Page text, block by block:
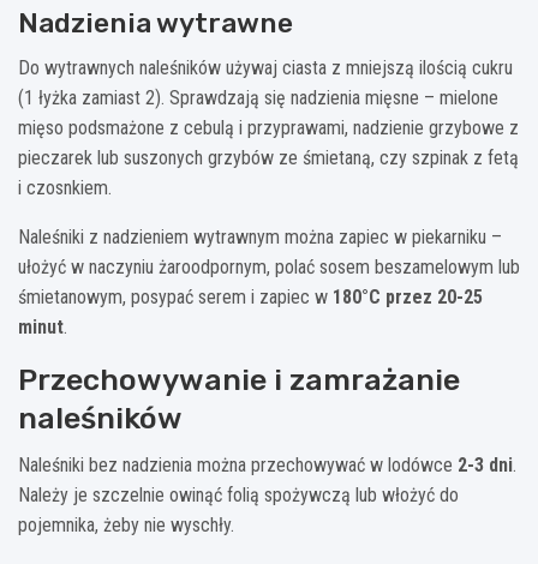
Nadzienia wytrawne
Do wytrawnych naleśników używaj ciasta z mniejszą ilością cukru
(1 łyżka zamiast 2). Sprawdzają się nadzienia mięsne – mielone
mięso podsmażone z cebulą i przyprawami, nadzienie grzybowe z
pieczarek lub suszonych grzybów ze śmietaną, czy szpinak z fetą
i czosnkiem.
Naleśniki z nadzieniem wytrawnym można zapiec w piekarniku –
ułożyć w naczyniu żaroodpornym, polać sosem beszamelowym lub
śmietanowym, posypać serem i zapiec w 180°C przez 20-25
minut.
Przechowywanie i zamrażanie
naleśników
Naleśniki bez nadzienia można przechowywać w lodówce 2-3 dni.
Należy je szczelnie owinąć folią spożywczą lub włożyć do
pojemnika, żeby nie wyschły.